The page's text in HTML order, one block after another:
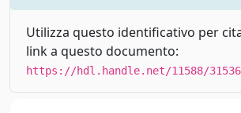
Utilizza questo identificativo per
link a questo documento:
https://hdl.handle.net/11588/